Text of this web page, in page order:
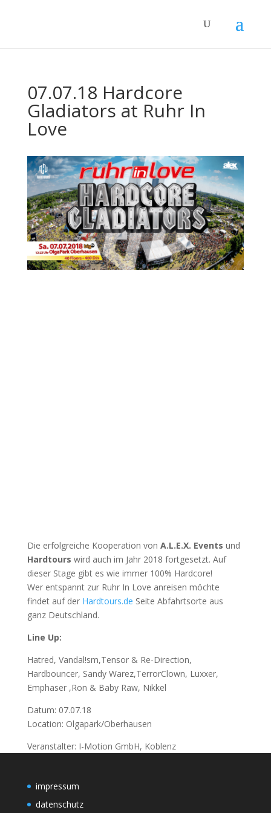
07.07.18 Hardcore
Gladiators at Ruhr In
Love
Die erfolgreiche Kooperation von A.L.E.X. Events und
Hardtours wird auch im Jahr 2018 fortgesetzt. Auf
dieser Stage gibt es wie immer 100% Hardcore!
Wer entspannt zur Ruhr In Love anreisen möchte
findet auf der Hardtours.de Seite Abfahrtsorte aus
ganz Deutschland.
Line Up:
Hatred, Vandal!sm,Tensor & Re-Direction,
Hardbouncer, Sandy Warez,TerrorClown, Luxxer,
Emphaser ,Ron & Baby Raw, Nikkel
Datum: 07.07.18
Location: Olgapark/Oberhausen
Veranstalter: I-Motion GmbH, Koblenz
impressum
datenschutz